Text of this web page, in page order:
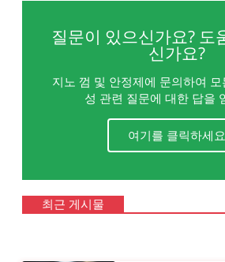
질문이 있으신가요? 도
신가요?
지노 껌 및 안정제에 문의하여
성 관련 질문에 대한 답을
여기를 클릭하세요
최근 게시물